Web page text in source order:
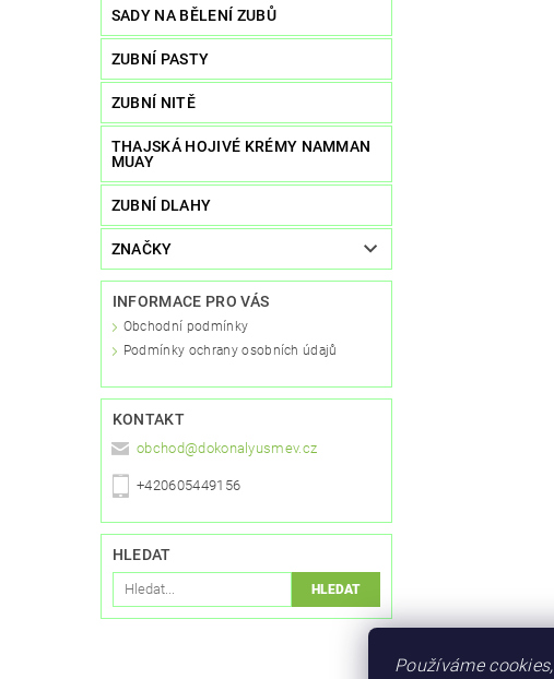
SADY NA BĚLENÍ ZUBŮ
ZUBNÍ PASTY
ZUBNÍ NITĚ
THAJSKÁ HOJIVÉ KRÉMY NAMMAN
MUAY
ZUBNÍ DLAHY
ZNAČKY
INFORMACE PRO VÁS
Obchodní podmínky
Podmínky ochrany osobních údajů
KONTAKT
obchod@dokonalyusmev.cz
+420605449156
HLEDAT
Používáme